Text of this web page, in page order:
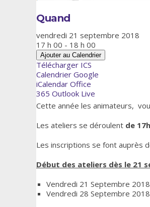
Quand
vendredi 21 septembre 2018
17 h 00 - 18 h 00
Ajouter au Calendrier
Télécharger ICS
Calendrier Google
iCalendar Office
365 Outlook Live
Cette année les animateurs,
Les ateliers se déroulent de
Les inscriptions se font auprès
Début des ateliers dès le 21
Vendredi 21 Septembre
Vendredi 28 Septembre